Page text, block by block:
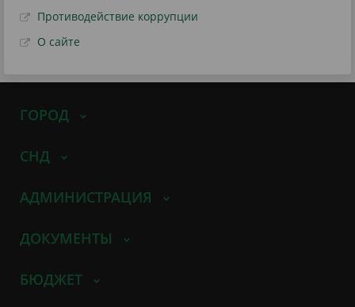
Противодействие коррупции
О сайте
ГОРОД
СНД
АДМИНИСТРАЦИЯ
ДОКУМЕНТЫ
БЮДЖЕТ